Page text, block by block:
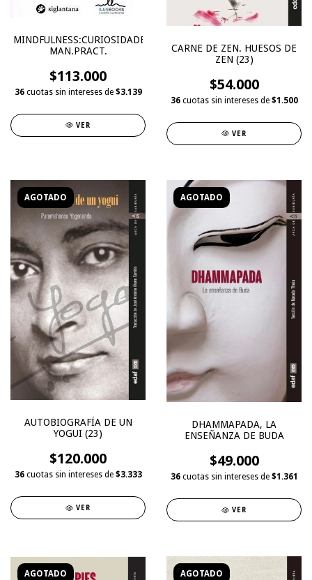
MINDFULNESS:CURIOSIDADES/ACEPTACION
MAN.PRACT.
$113.000
36 cuotas sin intereses de $3.139
VER
CARNE DE ZEN. HUESOS DE
ZEN (23)
$54.000
36 cuotas sin intereses de $1.500
VER
AGOTADO
AUTOBIOGRAFÍA DE UN
YOGUI (23)
$120.000
36 cuotas sin intereses de $3.333
VER
AGOTADO
DHAMMAPADA, LA
ENSEÑANZA DE BUDA
$49.000
36 cuotas sin intereses de $1.361
VER
AGOTADO AGOTADO